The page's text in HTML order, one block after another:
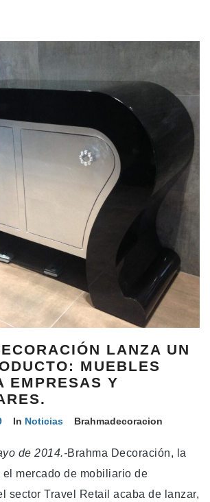
LANZA UN
MUEBLES
EMPRESAS Y
In Noticias Brahmadecoracion
de 2014.-Brahma Decoración, la
mercado de mobiliario de
sector Travel Retail acaba de lanzar,